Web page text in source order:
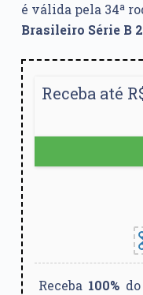
é válida pela 34ª
Brasileiro Série B
Receba até
Receba 100%